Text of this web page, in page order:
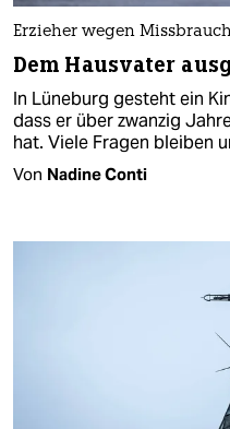
Erzieher wegen
Dem Hausvater
In Lüneburg gesteht ein
dass er über zwanzig
hat. Viele Fragen bleiben
Von Nadine Conti